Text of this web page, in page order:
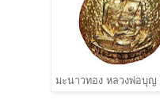
มะนาวทอง หลวงพ่อบุ